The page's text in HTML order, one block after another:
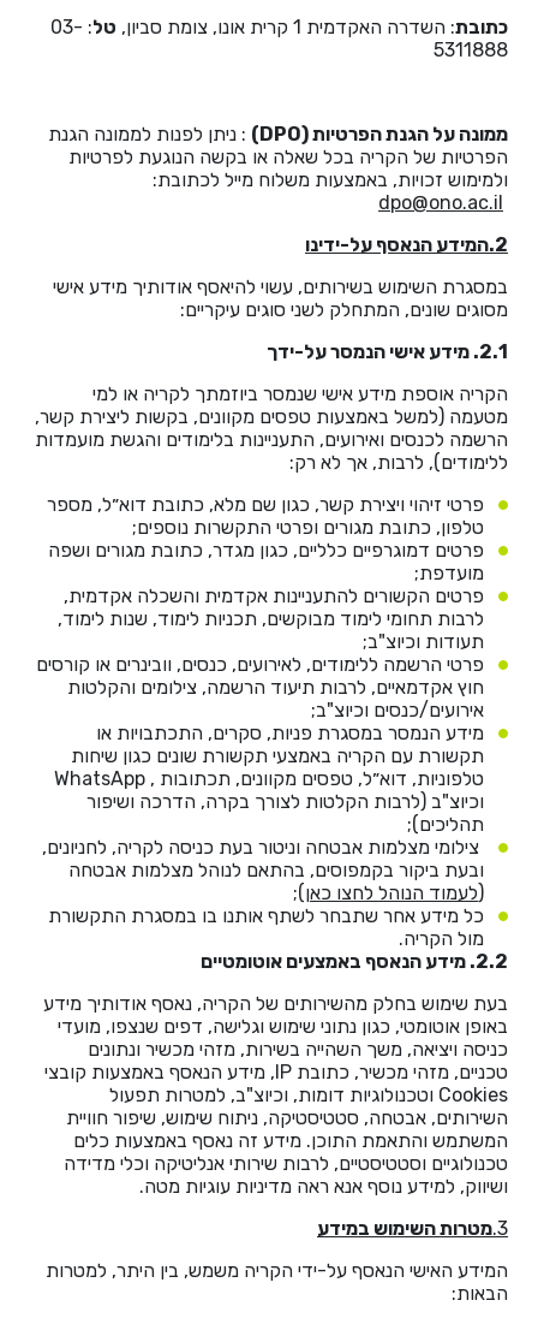
כתובת: השדרה האקדמית 1 קרית אונו, צומת סביון, טל : 03-
5311888
ממונה על הגנת הפרטיות(DPO)
: ניתן לפנות לממונה הגנת
הפרטיות של הקריה בכל שאלה או בקשה הנוגעת לפרטיות
ולמימוש זכויות, באמצעות משלוח מייל לכתובת:
dpo@ono.ac.il
2.המידע הנאסף על-ידינו
במסגרת השימוש בשירותים, עשוי להיאסף אודותיך מידע אישי
מסוגים שונים, המתחלק לשני סוגים עיקריים:
2.1. מידע אישי הנמסר על-ידך
הקריה אוספת מידע אישי שנמסר ביוזמתך לקריה או למי
מטעמה (למשל באמצעות טפסים מקוונים, בקשות ליצירת קשר,
הרשמה לכנסים ואירועים, התעניינות בלימודים והגשת מועמדות
ללימודים), לרבות, אך לא רק:
פרטי זיהוי ויצירת קשר, כגון שם מלא, כתובת דוא״ל, מספר
טלפון, כתובת מגורים ופרטי התקשרות נוספים;
פרטים דמוגרפיים כלליים, כגון מגדר, כתובת מגורים ושפה
מועדפת;
פרטים הקשורים להתעניינות אקדמית והשכלה אקדמית,
לרבות תחומי לימוד מבוקשים, תכניות לימוד, שנות לימוד,
תעודות וכיוצ"ב;
פרטי הרשמה ללימודים, לאירועים, כנסים, וובינרים או קורסים
חוץ אקדמאיים, לרבות תיעוד הרשמה, צילומים והקלטות
אירועים/כנסים וכיוצ"ב;
מידע הנמסר במסגרת פניות, סקרים, התכתבויות או
תקשורת עם הקריה באמצעי תקשורת שונים כגון שיחות
טלפוניות, דוא״ל, טפסים מקוונים, תכתובות , WhatsApp
וכיוצ"ב (לרבות הקלטות לצורך בקרה, הדרכה ושיפור
תהליכים);
צילומי מצלמות אבטחה וניטור בעת כניסה לקריה, לחניונים,
ובעת ביקור בקמפוסים, בהתאם לנוהל מצלמות אבטחה
(לעמוד הנוהל לחצו כאן);
כל מידע אחר שתבחר לשתף אותנו בו במסגרת התקשורת
מול הקריה.
2.2. מידע הנאסף באמצעים אוטומטיים
בעת שימוש בחלק מהשירותים של הקריה, נאסף אודותיך מידע
באופן אוטומטי, כגון נתוני שימוש וגלישה, דפים שנצפו, מועדי
כניסה ויציאה, משך השהייה בשירות, מזהי מכשיר ונתונים
טכניים, מזהי מכשיר, כתובת IP, מידע הנאסף באמצעות קובצי
Cookies וטכנולוגיות דומות, וכיוצ"ב, למטרות תפעול
השירותים, אבטחה, סטטיסטיקה, ניתוח שימוש, שיפור חוויית
המשתמש והתאמת התוכן. מידע זה נאסף באמצעות כלים
טכנולוגיים וסטטיסטיים, לרבות שירותי אנליטיקה וכלי מדידה
ושיווק, למידע נוסף אנא ראה מדיניות עוגיות מטה.
3. מטרות השימוש במידע
המידע האישי הנאסף על-ידי הקריה משמש, בין היתר, למטרות
הבאות: